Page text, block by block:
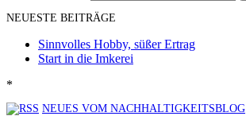
NEUESTE BEITRÄGE
Sinnvolles Hobby, süßer Ertrag
Start in die Imkerei
*
NEUES VOM NACHHALTIGKEITSBLOG